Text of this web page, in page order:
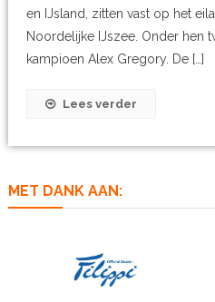
en IJsland, zitten vast op het
Noordelijke IJszee. Onder hen
kampioen Alex Gregory. De […]
Lees verder
MET DANK AAN: